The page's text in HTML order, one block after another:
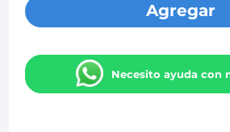
Agregar
Necesito ayuda con